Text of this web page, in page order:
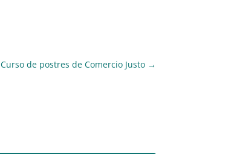
Curso de postres de Comercio Justo→